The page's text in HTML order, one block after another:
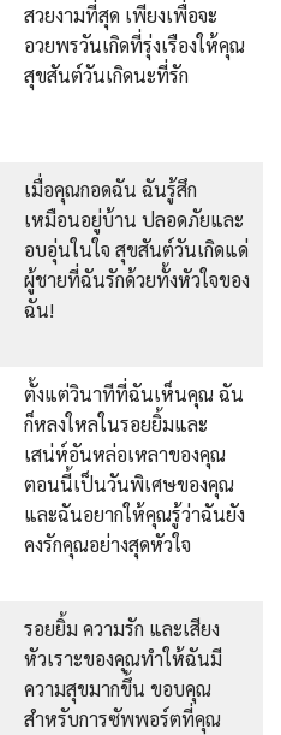
สวยงามที่สุด เพียงเพื่อจะ
อวยพรวันเกิดที่รุ่งเรืองให้คุณ
สุขสันต์วันเกิดนะที่รัก
เมื่อคุณกอดฉัน ฉันรู้สึก
เหมือนอยู่บ้าน ปลอดภัยและ
อบอุ่นในใจ สุขสันต์วันเกิดแด่
ผู้ชายที่ฉันรักด้วยทั้งหัวใจของ
ฉัน!
ตั้งแต่วินาทีที่ฉันเห็นคุณ ฉัน
ก็หลงใหลในรอยยิ้มและ
เสน่ห์อันหล่อเหลาของคุณ
ตอนนี้เป็นวันพิเศษของคุณ
และฉันอยากให้คุณรู้ว่าฉันยัง
คงรักคุณอย่างสุดหัวใจ
รอยยิ้ม ความรัก และเสียง
หัวเราะของคุณทำให้ฉันมี
ความสุขมากขึ้น ขอบคุณ
สำหรับการซัพพอร์ตที่คุณ